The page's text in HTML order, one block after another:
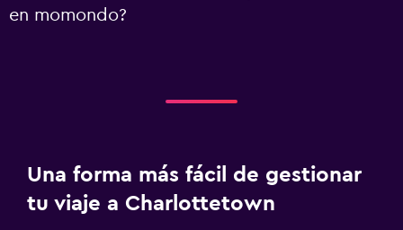
en momondo?
Una forma más fácil de gestionar
tu viaje a Charlottetown